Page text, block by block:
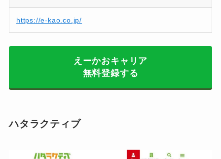
https://e-kao.co.jp/
えーかおキャリア
無料登録する
ハタラクティブ